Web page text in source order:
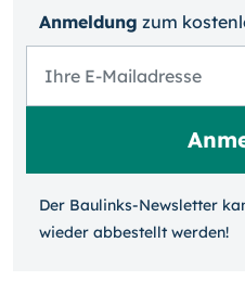
Anmeldung zum
Der Baulinks-Newsletter
wieder ab­bestellt werden!